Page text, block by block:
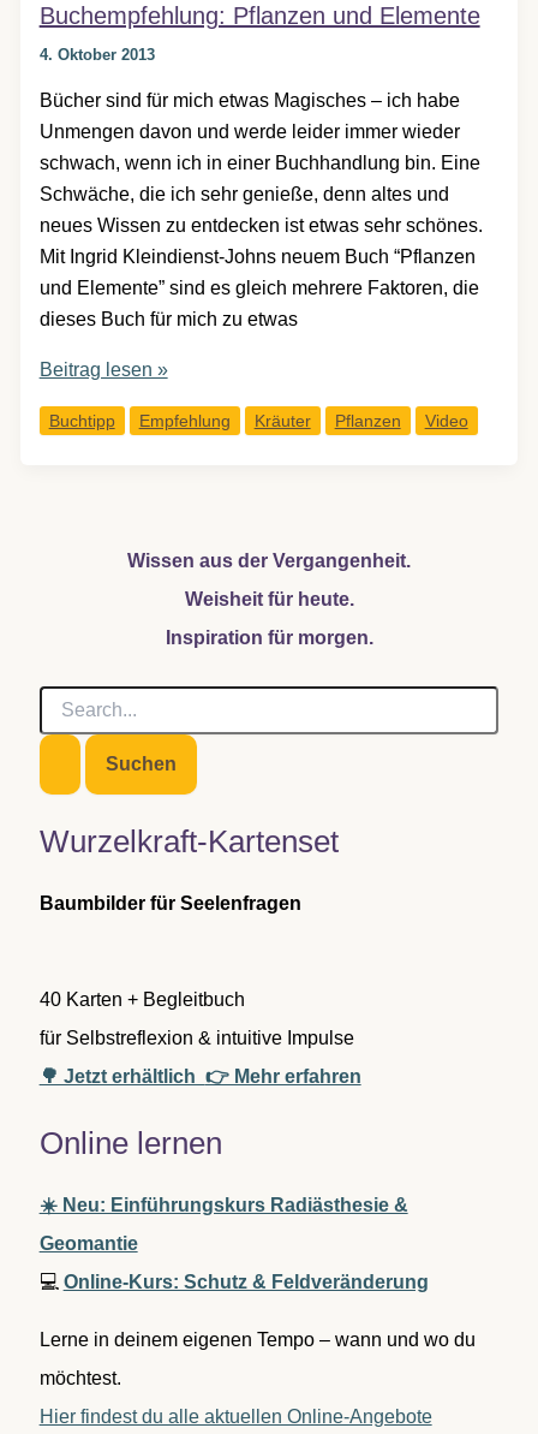
Buchempfehlung: Pflanzen und Elemente
4. Oktober 2013
Bücher sind für mich etwas Magisches – ich habe
Unmengen davon und werde leider immer wieder
schwach, wenn ich in einer Buchhandlung bin. Eine
Schwäche, die ich sehr genieße, denn altes und
neues Wissen zu entdecken ist etwas sehr schönes.
Mit Ingrid Kleindienst-Johns neuem Buch “Pflanzen
und Elemente” sind es gleich mehrere Faktoren, die
dieses Buch für mich zu etwas
Buchempfehlung:
und
Beitrag lesen »
Buchtipp Empfehlung Kräuter Pflanzen Video
Wissen aus der Vergangenheit.
Weisheit für heute.
Inspiration für morgen.
S
c
e
n
h
Wurzelkraft-Kartenset
Baumbilder für Seelenfragen
40 Karten + Begleitbuch
für Selbstreflexion & intuitive Impulse
🌳 Jetzt erhältlich 👉 Mehr erfahren
Online lernen
☀️ Neu: Einführungskurs Radiästhesie &
Geomantie
💻 Online-Kurs: Schutz & Feldveränderung
Lerne in deinem eigenen Tempo – wann und wo du
möchtest.
Hier findest du alle aktuellen Online-Angebote